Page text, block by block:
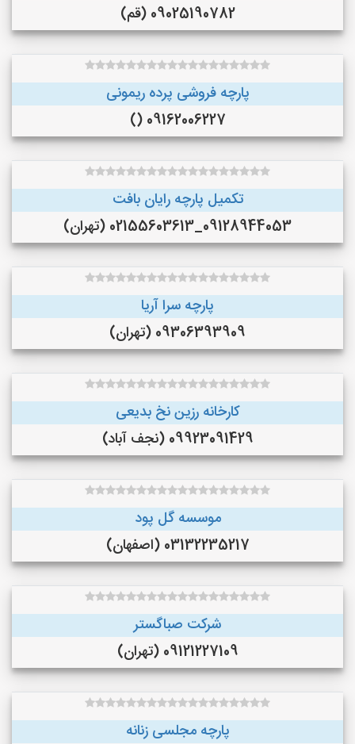
09025190782 (قم)
پارچه فروشی پرده ریمونی
09162006227 ()
تکمیل پارچه رایان بافت
09128944053_02155603613 (تهران)
پارچه سرا آریا
09306393909 (تهران)
کارخانه رزین نخ بدیعی
09923091429 (نجف‌ آباد)
موسسه گل پود
03132235217 (اصفهان)
شرکت صباگستر
09121227109 (تهران)
پارچه مجلسی زنانه